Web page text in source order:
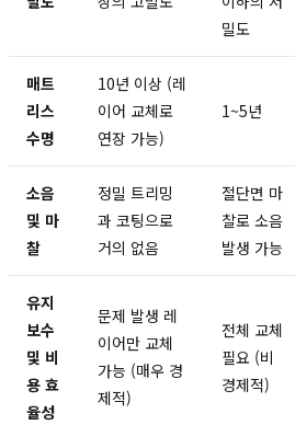
밀도
매트
리스
수명
10년 이상 (레
이어 교체로
연장 가능)
1~5년
소음
및 마
찰
정밀 트리밍
과 코팅으로
거의 없음
절단면 마
찰로 소음
발생 가능
유지
보수
및 비
용 효
율성
문제 발생 레
이어만 교체
가능 (매우 경
제적)
전체 교체
필요 (비
경제적)